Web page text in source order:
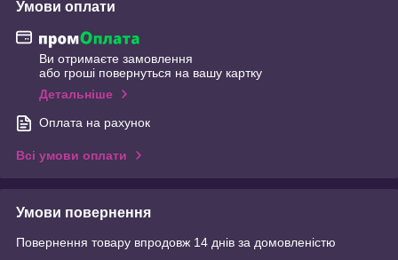
Умови оплати
Ви отримаєте замовлення
або гроші повернуться на вашу картку
Детальніше
Оплата на рахунок
Всі умови оплати
Умови повернення
Повернення товару впродовж 14 днів за домовленістю